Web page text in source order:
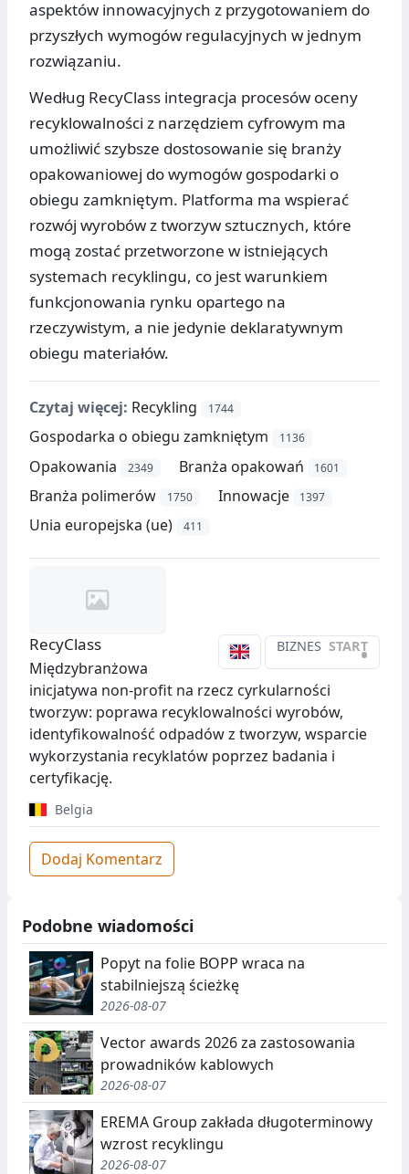
aspektów innowacyjnych z przygotowaniem do
przyszłych wymogów regulacyjnych w jednym
rozwiązaniu.
Według RecyClass integracja procesów oceny
recyklowalności z narzędziem cyfrowym ma
umożliwić szybsze dostosowanie się branży
opakowaniowej do wymogów gospodarki o
obiegu zamkniętym. Platforma ma wspierać
rozwój wyrobów z tworzyw sztucznych, które
mogą zostać przetworzone w istniejących
systemach recyklingu, co jest warunkiem
funkcjonowania rynku opartego na
rzeczywistym, a nie jedynie deklaratywnym
obiegu materiałów.
Czytaj więcej: Recykling 1744
Gospodarka o obiegu zamkniętym 1136
Opakowania 2349 Branża opakowań 1601
Branża polimerów 1750 Innowacje 1397
Unia europejska (ue) 411
BIZNES START
•
RecyClass
Międzybranżowa
inicjatywa non-profit na rzecz cyrkularności
tworzyw: poprawa recyklowalności wyrobów,
identyfikowalność odpadów z tworzyw, wsparcie
wykorzystania recyklatów poprzez badania i
certyfikację.
Belgia
Dodaj Komentarz
Podobne wiadomości
Popyt na folie BOPP wraca na
stabilniejszą ścieżkę
2026-08-07
Vector awards 2026 za zastosowania
prowadników kablowych
2026-08-07
EREMA Group zakłada długoterminowy
wzrost recyklingu
2026-08-07